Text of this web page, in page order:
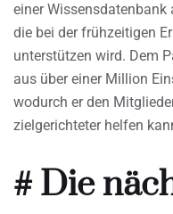
einer
die bei der frühzeitigen
unterstützen wird. Dem
aus über einer Million
wodurch er den
zielgerichteter helfen
# Die